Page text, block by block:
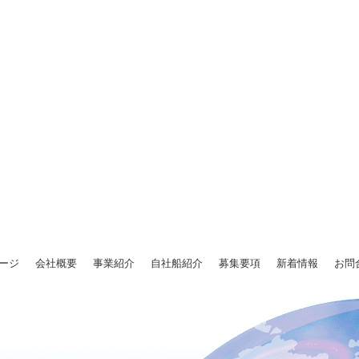
ジ 会社概要 事業紹介 自社船紹介 募集要項 新着情報 お問